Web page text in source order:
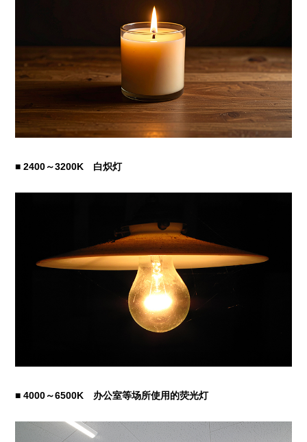
■ 2400～3200K 白炽灯
■ 4000～6500K 办公室等场所使用的荧光灯